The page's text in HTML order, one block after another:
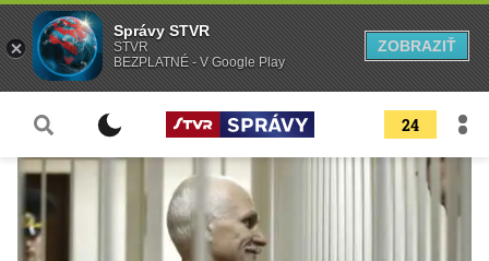
24
Správy STVR
STVR
BEZPLATNÉ - V Google Play
ZOBRAZIŤ